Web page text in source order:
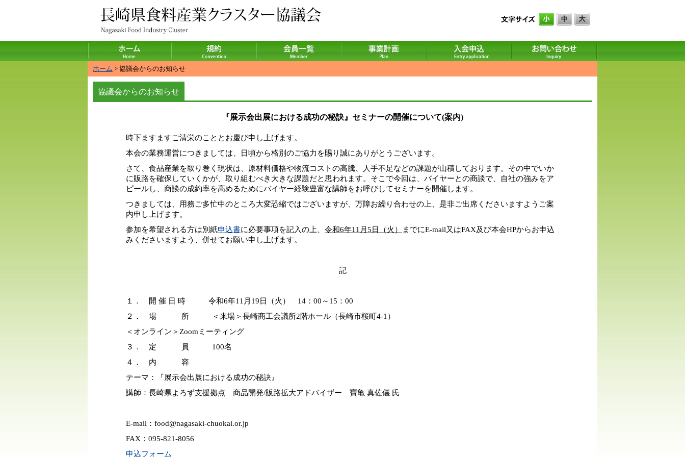
ホーム > 協議会からのお知らせ
協議会からのお知らせ
『展示会出展における成功の秘訣』セミナーの開催について(案内)
時下ますますご清栄のこととお慶び申し上げます。
本会の業務運営につきましては、日頃から格別のご協力を賜り誠にありがとうございます。
さて、食品産業を取り巻く現状は、原材料価格や物流コストの高騰、人手不足などの課題が山積しております。その中でいか
に販路を確保していくかが、取り組むべき大きな課題だと思われます。そこで今回は、バイヤーとの商談で、自社の強みをア
ピールし、商談の成約率を高めるためにバイヤー経験豊富な講師をお呼びしてセミナーを開催します。
つきましては、用務ご多忙中のところ大変恐縮ではございますが、万障お繰り合わせの上、是非ご出席くださいますようご案
内申し上げます。
参加を希望される方は別紙申込書に必要事項を記入の上、 令和6年11月5日（火）
までにE-mail又はFAX及び本会HPからお申込
みくださいますよう、併せてお願い申し上げます。
記
１． 開 催 日 時 令和6年11月19日（火） 14：00～15：00
２． 場 所 ＜来場＞長崎商工会議所2階ホール（長崎市桜町4-1）
＜オンライン＞Zoomミーティング
３． 定 員 100名
４． 内 容
テーマ：『展示会出展における成功の秘訣』
講師：長崎県よろず支援拠点 商品開発/販路拡大アドバイザー 寶亀 真佐儀 氏
E-mail：food@nagasaki-chuokai.or.jp
FAX：095-821-8056
申込フォーム